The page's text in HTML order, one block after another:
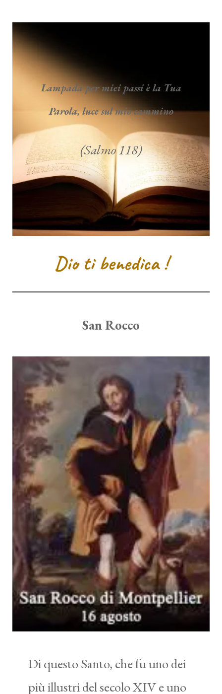
Lampada per miei passi è la Tua
Parola, luce sul mio cammino
(Salmo 118)
Dio ti benedica !
San Rocco
Di questo Santo, che fu uno dei
più illustri del secolo XIV e uno